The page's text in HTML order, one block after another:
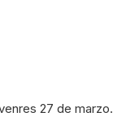
27 de marzo.